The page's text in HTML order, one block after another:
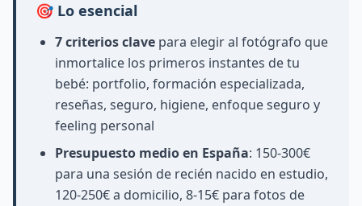
🎯 Lo esencial
7 criterios clave para elegir al fotógrafo que
inmortalice los primeros instantes de tu
bebé: portfolio, formación especializada,
reseñas, seguro, higiene, enfoque seguro y
feeling personal
Presupuesto medio en España: 150-300€
para una sesión de recién nacido en estudio,
120-250€ a domicilio, 8-15€ para fotos de